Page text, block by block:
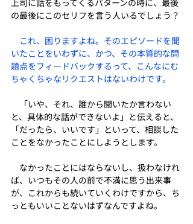
上司に話をもってくるパターンの時に、最後
の最後にこのセリフを言う人いるでしょう？
これ、困りますよね。そのエピソードを聞
いたことをいわずに、かつ、その本質的な問
題点をフィードバックするって、こんなにむ
ちゃくちゃなリクエストはないわけです。
「いや、それ、誰から聞いたか言わない
と、具体的な話ができないよ」と伝えると、
「だったら、いいです」といって、相談した
ことをなかったことにしようとします。
なかったことにはならないし、扱わなけれ
ば、いつもその人の前で不満に思う出来事
が、これからも続いていくわけですから、ち
っともいいことないはずなんですよね。